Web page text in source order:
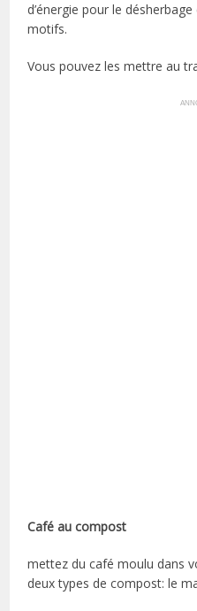
d’énergie pour le
motifs.
Vous pouvez les mettre au
Café au compost
mettez du café moulu dans
deux types de compost: le